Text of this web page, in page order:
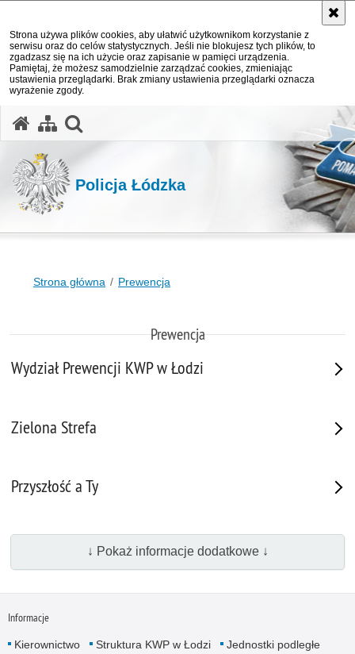
Strona używa plików cookies, aby ułatwić użytkownikom korzystanie z
serwisu oraz do celów statystycznych. Jeśli nie blokujesz tych plików, to
zgadzasz się na ich użycie oraz zapisanie w pamięci urządzenia.
Pamiętaj, że możesz samodzielnie zarządzać cookies, zmieniając
ustawienia przeglądarki. Brak zmiany ustawienia przeglądarki oznacza
wyrażenie zgody.
Policja Łódzka
Strona główna Prewencja
Prewencja
Wydział Prewencji KWP w Łodzi
Zielona Strefa
Przyszłość a Ty
↓ Pokaż informacje dodatkowe ↓
Informacje
Kierownictwo Struktura KWP w Łodzi
Jednostki podległe